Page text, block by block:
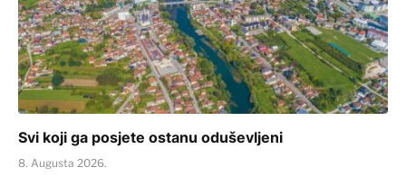
Svi koji ga posjete ostanu oduševljeni
8. Augusta 2026.